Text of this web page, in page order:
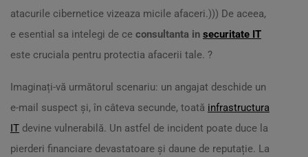
atacurile cibernetice vizeaza micile afaceri.))) De aceea,
e esential sa intelegi de ce consultanta in securitate IT
este cruciala pentru protectia afacerii tale. ?️
Imaginați-vă următorul scenariu: un angajat deschide un
e-mail suspect și, în câteva secunde, toată infrastructura
IT devine vulnerabilă. Un astfel de incident poate duce la
pierderi financiare devastatoare și daune de reputație. La